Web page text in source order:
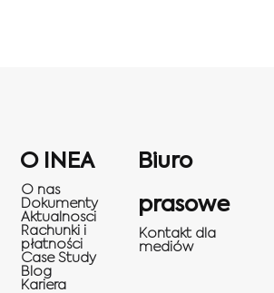
O INEA
O nas
Dokumenty
Aktualnosci
Rachunki i
płatności
Case Study
Blog
Kariera
Biuro
prasowe
Kontakt dla
mediów